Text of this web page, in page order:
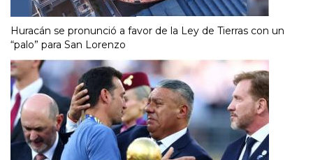
Huracán se pronunció a favor de la Ley de Tierras con un
“palo” para San Lorenzo